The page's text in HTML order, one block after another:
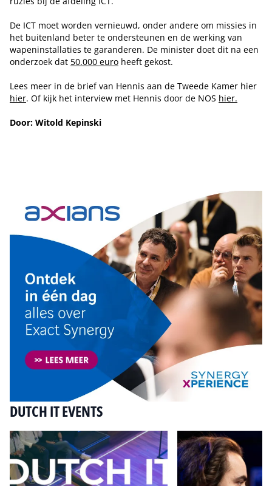
De ICT moet worden vernieuwd, onder andere om missies in
het buitenland beter te ondersteunen en de werking van
wapeninstallaties te garanderen. De minister doet dit na een
onderzoek dat 50.000 euro heeft gekost.
Lees meer in de brief van Hennis aan de Tweede Kamer hier
hier. Of kijk het interview met Hennis door de NOS hier.
Door: Witold Kepinski
DUTCH IT EVENTS